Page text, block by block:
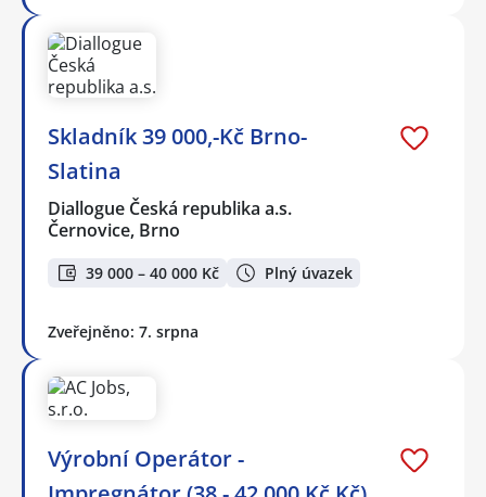
Skladník 39 000,-Kč Brno-
Slatina
Diallogue Česká republika a.s.
Černovice, Brno
39 000 – 40 000 Kč Plný úvazek
Zveřejněno: 7. srpna
Výrobní Operátor -